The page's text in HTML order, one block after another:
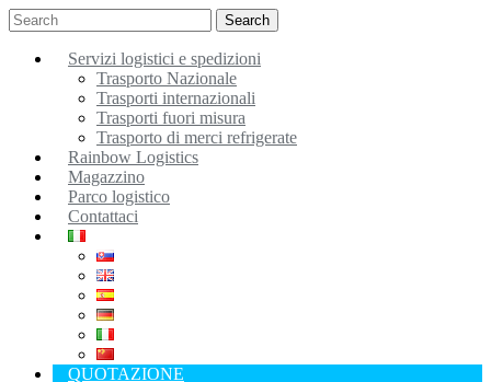
Search
Servizi logistici e spedizioni
Trasporto Nazionale
Trasporti internazionali
Trasporti fuori misura
Trasporto di merci refrigerate
Rainbow Logistics
Magazzino
Parco logistico
Contattaci
QUOTAZIONE